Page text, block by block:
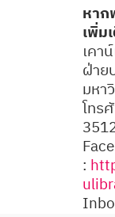
หา
เพิ่
เคา
ฝ่าย
มหา
โทร
: